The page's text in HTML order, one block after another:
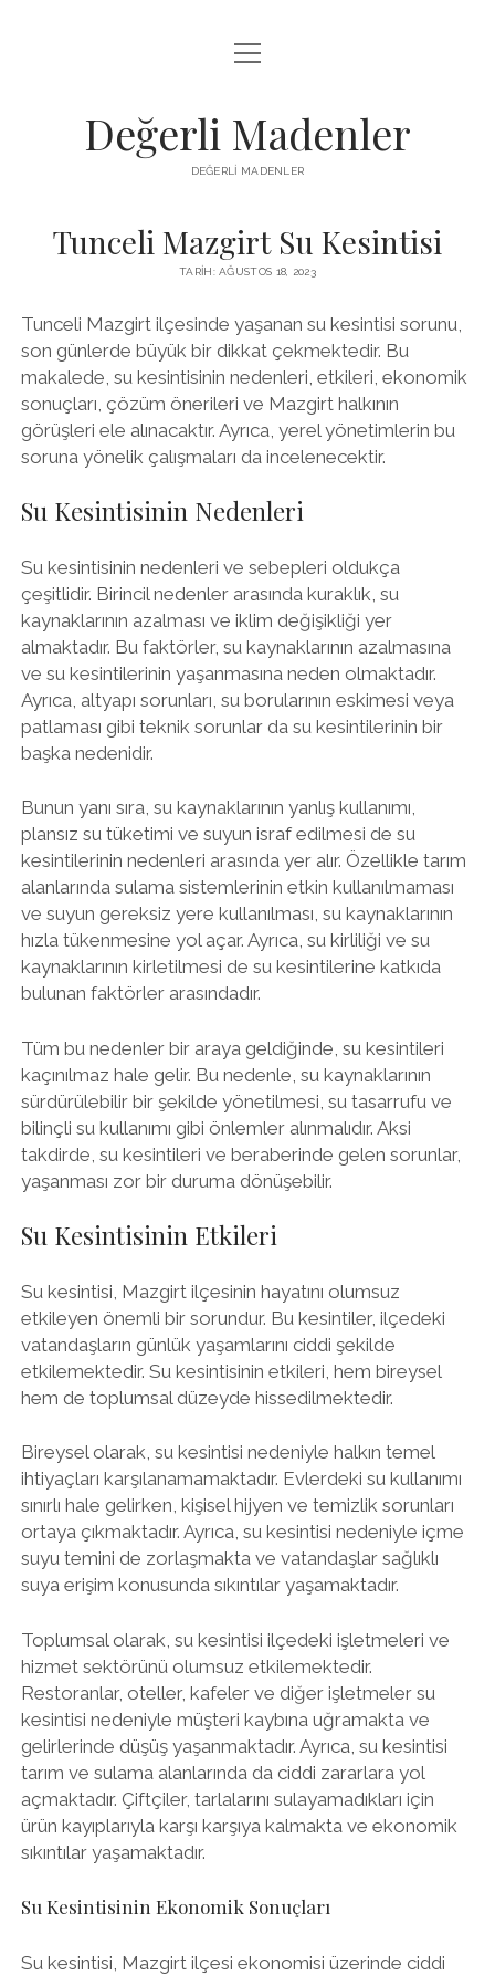
FACEBOOK TAKIPÇI YÜKSELTME HILESI
menüyü
aç
Değerli Madenler
DEĞERLI MADENLER
Tunceli Mazgirt Su Kesintisi
TARIH: AĞUSTOS 18, 2023
Tunceli Mazgirt ilçesinde yaşanan su kesintisi sorunu,
son günlerde büyük bir dikkat çekmektedir. Bu
makalede, su kesintisinin nedenleri, etkileri, ekonomik
sonuçları, çözüm önerileri ve Mazgirt halkının
görüşleri ele alınacaktır. Ayrıca, yerel yönetimlerin bu
soruna yönelik çalışmaları da incelenecektir.
Su Kesintisinin Nedenleri
Su kesintisinin nedenleri ve sebepleri oldukça
çeşitlidir. Birincil nedenler arasında kuraklık, su
kaynaklarının azalması ve iklim değişikliği yer
almaktadır. Bu faktörler, su kaynaklarının azalmasına
ve su kesintilerinin yaşanmasına neden olmaktadır.
Ayrıca, altyapı sorunları, su borularının eskimesi veya
patlaması gibi teknik sorunlar da su kesintilerinin bir
başka nedenidir.
Bunun yanı sıra, su kaynaklarının yanlış kullanımı,
plansız su tüketimi ve suyun israf edilmesi de su
kesintilerinin nedenleri arasında yer alır. Özellikle tarım
alanlarında sulama sistemlerinin etkin kullanılmaması
ve suyun gereksiz yere kullanılması, su kaynaklarının
hızla tükenmesine yol açar. Ayrıca, su kirliliği ve su
kaynaklarının kirletilmesi de su kesintilerine katkıda
bulunan faktörler arasındadır.
Tüm bu nedenler bir araya geldiğinde, su kesintileri
kaçınılmaz hale gelir. Bu nedenle, su kaynaklarının
sürdürülebilir bir şekilde yönetilmesi, su tasarrufu ve
bilinçli su kullanımı gibi önlemler alınmalıdır. Aksi
takdirde, su kesintileri ve beraberinde gelen sorunlar,
yaşanması zor bir duruma dönüşebilir.
Su Kesintisinin Etkileri
Su kesintisi, Mazgirt ilçesinin hayatını olumsuz
etkileyen önemli bir sorundur. Bu kesintiler, ilçedeki
vatandaşların günlük yaşamlarını ciddi şekilde
etkilemektedir. Su kesintisinin etkileri, hem bireysel
hem de toplumsal düzeyde hissedilmektedir.
Bireysel olarak, su kesintisi nedeniyle halkın temel
ihtiyaçları karşılanamamaktadır. Evlerdeki su kullanımı
sınırlı hale gelirken, kişisel hijyen ve temizlik sorunları
ortaya çıkmaktadır. Ayrıca, su kesintisi nedeniyle içme
suyu temini de zorlaşmakta ve vatandaşlar sağlıklı
suya erişim konusunda sıkıntılar yaşamaktadır.
Toplumsal olarak, su kesintisi ilçedeki işletmeleri ve
hizmet sektörünü olumsuz etkilemektedir.
Restoranlar, oteller, kafeler ve diğer işletmeler su
kesintisi nedeniyle müşteri kaybına uğramakta ve
gelirlerinde düşüş yaşanmaktadır. Ayrıca, su kesintisi
tarım ve sulama alanlarında da ciddi zararlara yol
açmaktadır. Çiftçiler, tarlalarını sulayamadıkları için
ürün kayıplarıyla karşı karşıya kalmakta ve ekonomik
sıkıntılar yaşamaktadır.
Su Kesintisinin Ekonomik Sonuçları
Su kesintisi, Mazgirt ilçesi ekonomisi üzerinde ciddi